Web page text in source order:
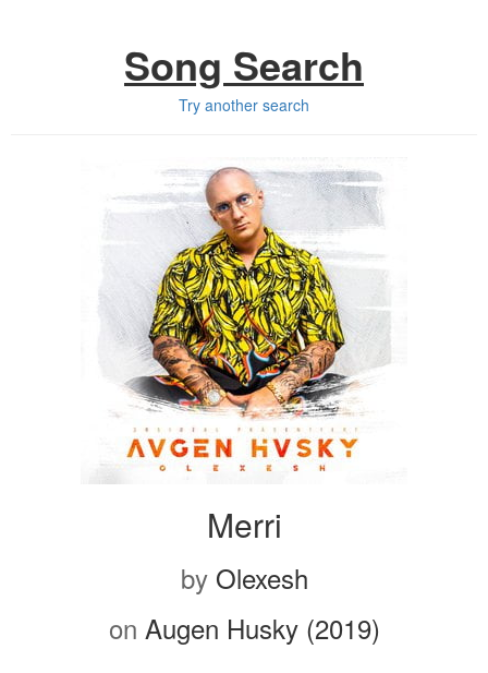
Song Search
Try another search
Merri
by Olexesh
on Augen Husky (2019)